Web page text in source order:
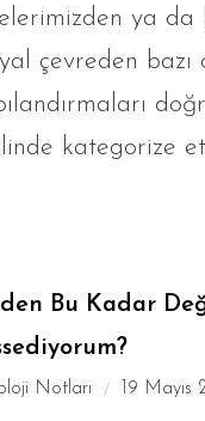
ya da
çevreden bazı
kategorize
Bu Kadar
Notları 19 Mayıs